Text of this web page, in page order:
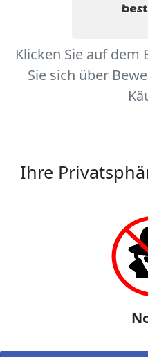
Klicken Sie auf
Sie sich über
Ihre